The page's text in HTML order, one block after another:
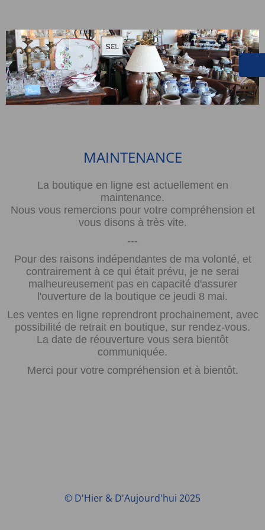
MAINTENANCE
La boutique en ligne est actuellement en
maintenance.
Nous vous remercions pour votre compréhension et
vous disons à très vite.
---
Pour des raisons indépendantes de ma volonté, et
contrairement à ce qui était prévu, je ne serai
malheureusement pas en capacité d'assurer
l'ouverture de la boutique ce jeudi 8 mai.
Les ventes en ligne reprendront prochainement, avec
possibilité de retrait en boutique, sur rendez-vous.
La date de réouverture vous sera bientôt
communiquée.
Merci pour votre compréhension et à bientôt.
© D'Hier & D'Aujourd'hui 2025